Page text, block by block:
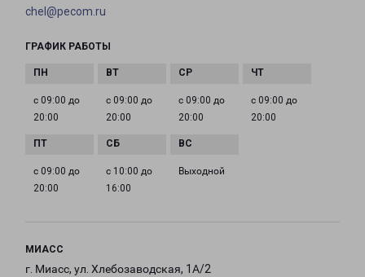
chel@pecom.ru
ГРАФИК РАБОТЫ
с 09:00 до
20:00
с 09:00 до
20:00
с 09:00 до
20:00
с 09:00 до
20:00
с 09:00 до
20:00
с 10:00 до
16:00
Выходной
МИАСС
г. Миасс, ул. Хлебозаводская, 1А/2